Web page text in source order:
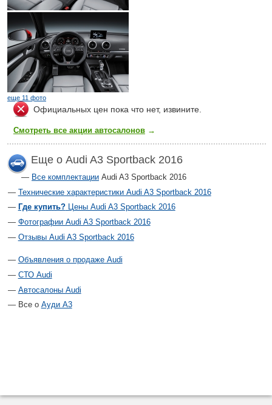
еще 11 фото
Официальных цен пока что нет, извините.
Смотреть все акции автосалонов →
Еще о Audi A3 Sportback 2016
Все комплектации Audi A3 Sportback 2016
Технические характеристики Audi A3 Sportback 2016
Где купить?Цены Audi A3 Sportback 2016
Фотографии Audi A3 Sportback 2016
Отзывы Audi A3 Sportback 2016
Объявления о продаже Audi
СТО Audi
Автосалоны Audi
Все о Ауди А3